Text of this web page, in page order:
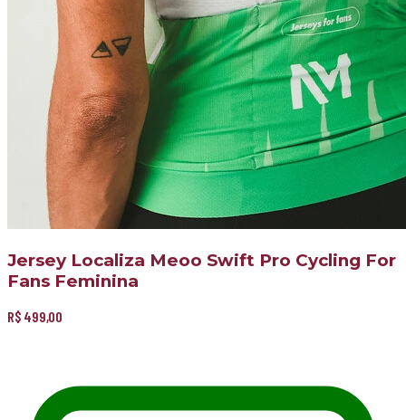
Jersey Localiza Meoo Swift Pro Cycling For
Fans Feminina
R$ 499,00